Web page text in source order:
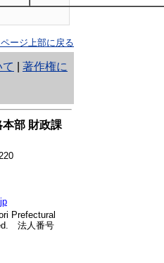
ージ上部に戻る
著作権に
本部 財政課
Prefectural
法人番号